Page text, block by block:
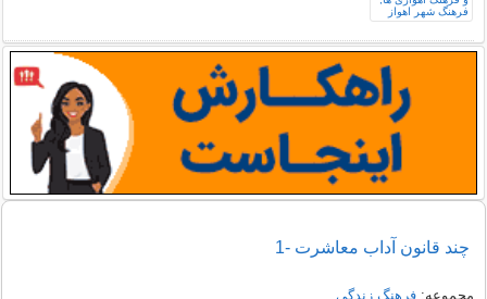
چند قانون آداب معاشرت -1
مجموعه:فرهنگ زندگی